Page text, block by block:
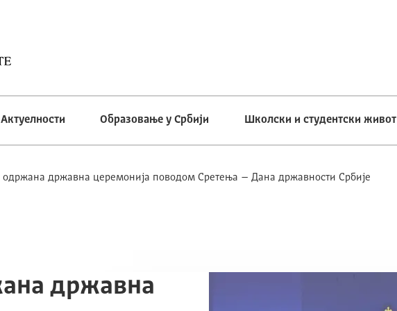
Актуелности Образовање у Србији Школски и студентски живот
државна церемонија поводом Сретења – Дана државности Србије
државна